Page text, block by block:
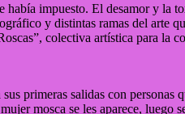
impuesto. El desamor y la
y distintas ramas del arte
colectiva artística para la
primeras salidas con personas
mosca se les aparece, luego